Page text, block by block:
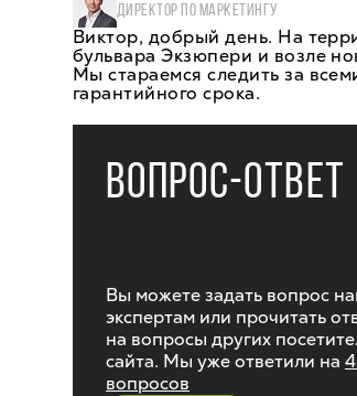
ДИРЕКТОР ПО МАРКЕТИНГУ
Виктор, добрый день. На
бульвара Экзюпери и возле
Мы стараемся следить за
гарантийного срока.
ВОПРОС-ОТВЕТ
Вы можете задать вопрос
экспертам или прочитать
на вопросы других
сайта. Мы уже ответили на
вопросов